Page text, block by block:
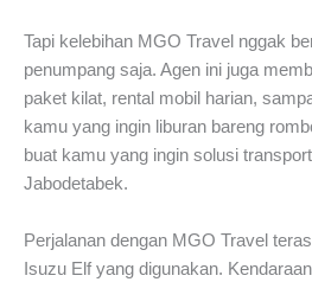
Tapi kelebihan MGO Travel nggak
penumpang saja. Agen ini juga
paket kilat, rental mobil harian,
kamu yang ingin liburan bareng
buat kamu yang ingin solusi
Jabodetabek.
Perjalanan dengan MGO Travel
Isuzu Elf yang digunakan.